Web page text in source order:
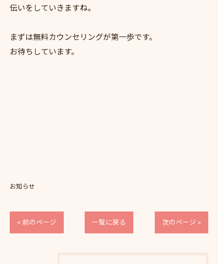
伝いをしていきますね。
まずは無料カウンセリングが第一歩です。
お待ちしています。
お知らせ
< 前のページ 一覧に戻る 次のページ >